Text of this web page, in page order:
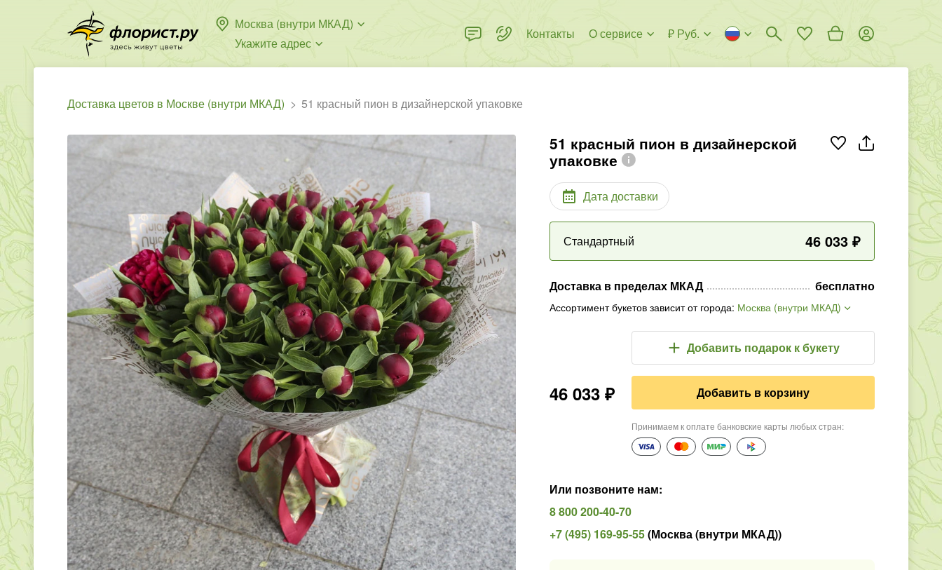
Москва (внутри МКАД)
Укажите адрес
Контакты О сервисе ₽ Руб.
Доставка цветов в Москве (внутри МКАД) 51 красный пион в дизайнерской упаковке
51 красный пион в дизайнерской
упаковке
Дата доставки
Стандартный 46 033 ₽
Доставка в пределах МКАД бесплатно
Ассортимент букетов зависит от города: Москва (внутри МКАД)
46 033 ₽
Добавить подарок к букету
Добавить в корзину
Принимаем к оплате банковские карты любых стран:
Или позвоните нам:
8 800 200-40-70
+7 (495) 169-95-55(Москва (внутри МКАД))